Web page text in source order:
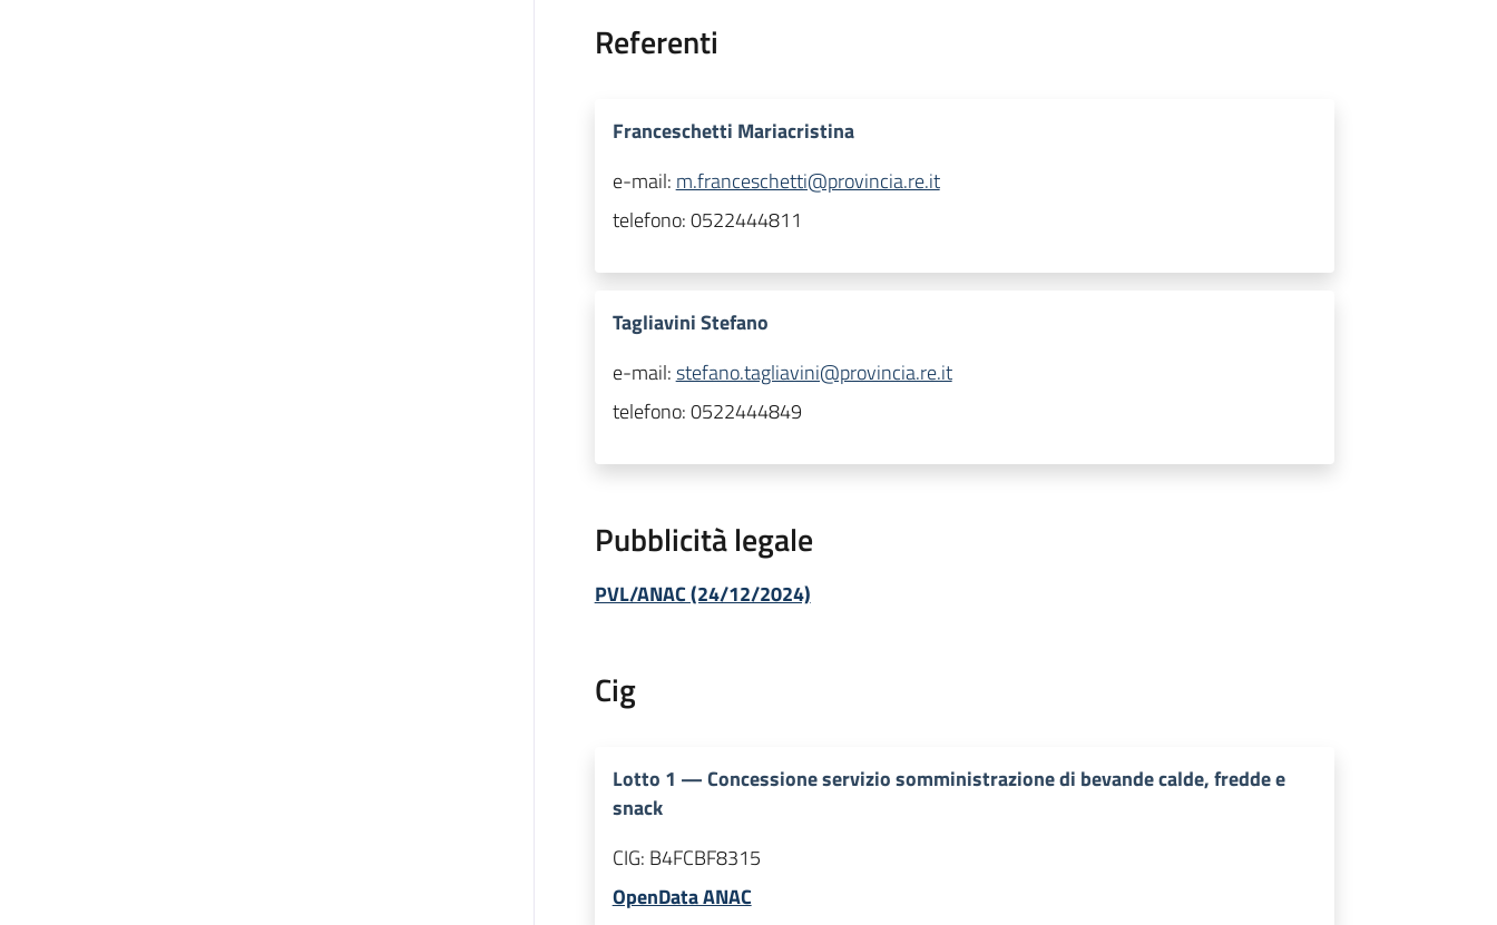
Referenti
Franceschetti Mariacristina
e-mail: m.franceschetti@provincia.re.it
telefono:0522444811
Tagliavini Stefano
e-mail:stefano.tagliavini@provincia.re.it
telefono:0522444849
Pubblicità legale
PVL/ANAC (24/12/2024)
Cig
Lotto 1 —Concessione servizio somministrazione di bevande calde, fredde e
snack
CIG: B4FCBF8315
OpenData ANAC